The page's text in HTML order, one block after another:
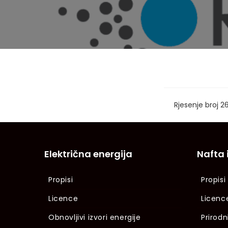
Rjesenje broj
Električna energija
Propisi
Licence
Obnovljivi izvori energije
Nafta
Propisi